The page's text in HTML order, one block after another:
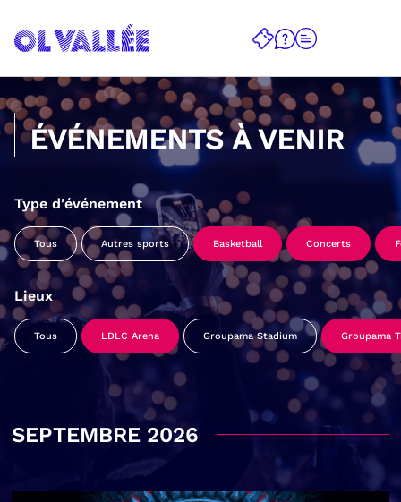
ÉVÉNEMENTS À VENIR
Type d'événement
Tous Autres sports Basketball Concerts
Lieux
Tous LDLC Arena Groupama Stadium Groupama
SEPTEMBRE 2026